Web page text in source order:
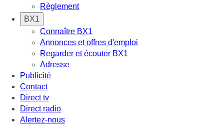
Règlement
BX1
Connaître BX1
Annonces et offres d'emploi
Regarder et écouter BX1
Adresse
Publicité
Contact
Direct tv
Direct radio
Alertez-nous